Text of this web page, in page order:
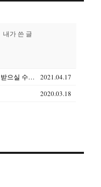
내가 쓴 글
노래,반주,악보 등을 누구나 내려받으실 수 있습니다(상업용도 제외)
2021.04.17
2020.03.18